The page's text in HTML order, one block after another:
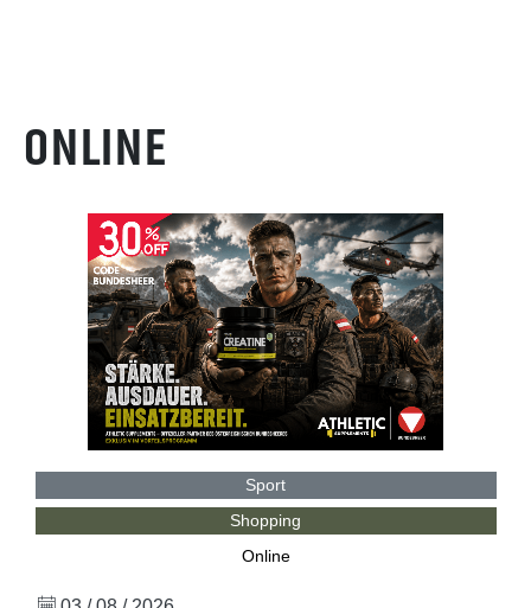
ONLINE
Sport
Shopping
Online